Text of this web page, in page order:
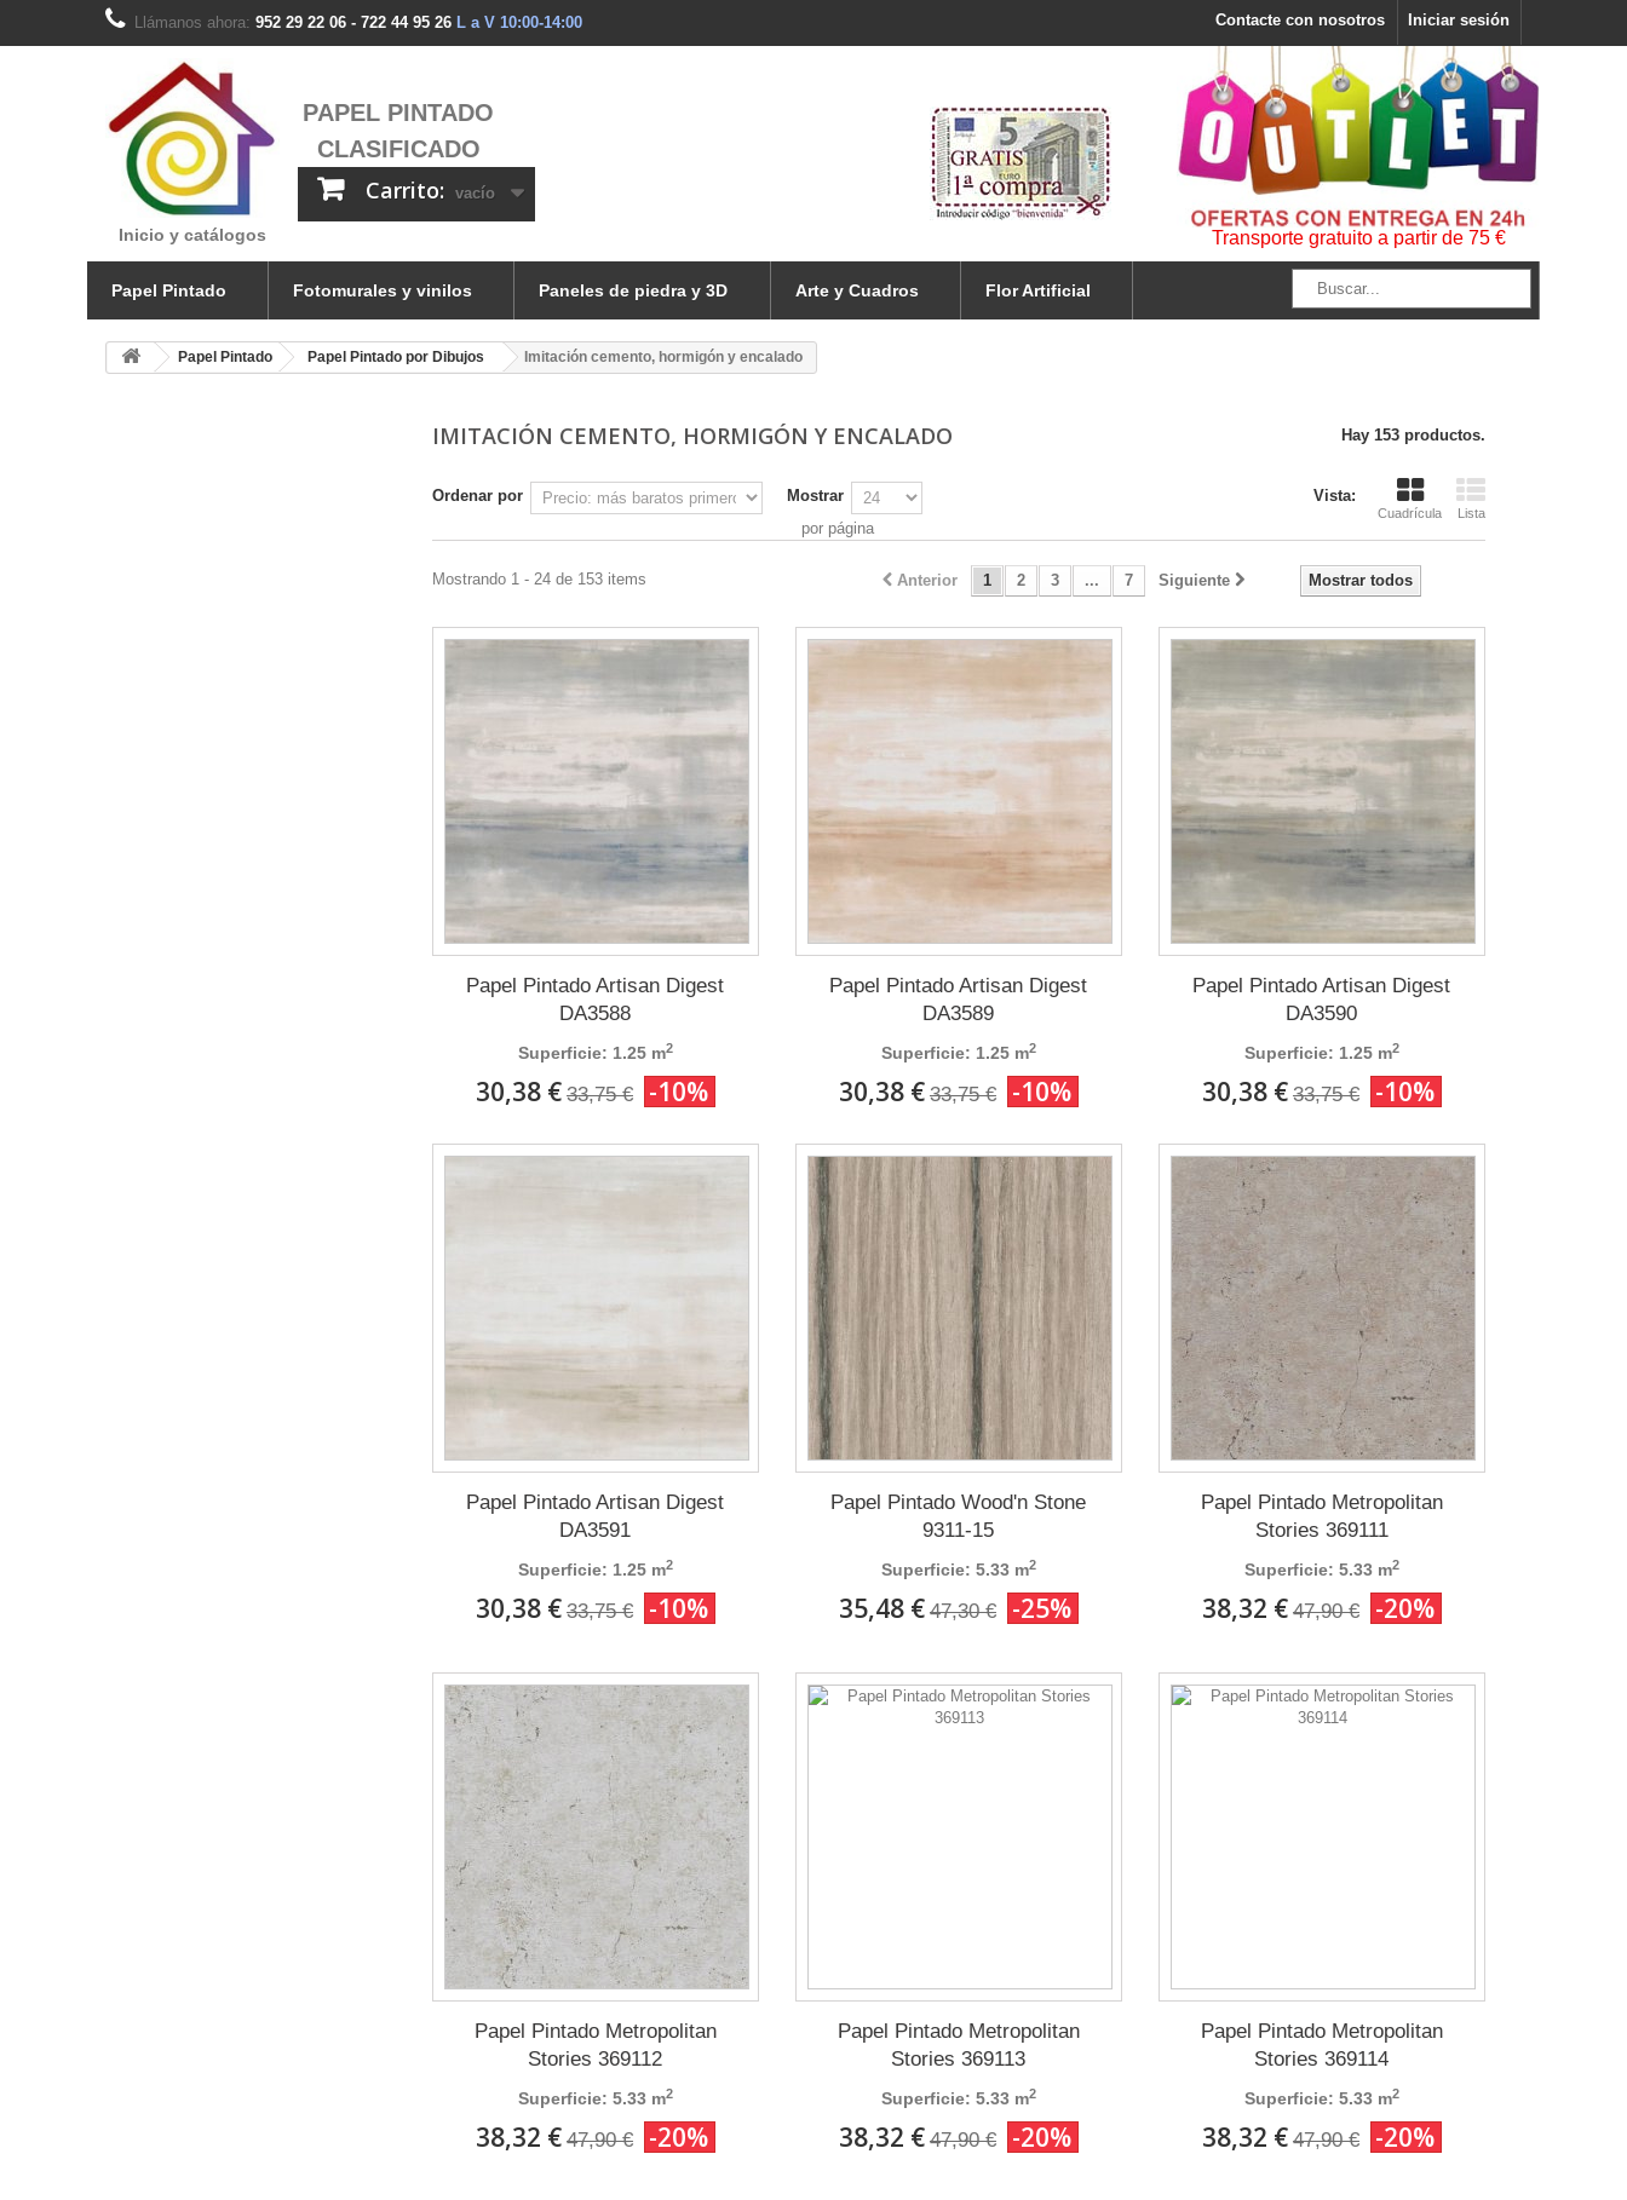
Iniciar sesión
Contacte con nosotros
Llámanos ahora: 952 29 22 06 - 722 44 95 26 L a V 10:00-14:00
Inicio y catálogos
PAPEL PINTADO
CLASIFICADO
Transporte gratuito a partir de 75 €
Carrito: vacío
Papel Pintado Fotomurales y vinilos Paneles de piedra y 3D Arte y Cuadros Flor Artificial
Papel Pintado Papel Pintado por Dibujos Imitación cemento, hormigón y encalado
IMITACIÓN CEMENTO, HORMIGÓN Y ENCALADO Hay 153 productos.
Vista:
Cuadrícula Lista
Ordenar por
Mostrar
por página
Mostrar todos
Anterior 1 2 3 ... 7 Siguiente
Mostrando 1 - 24 de 153 items
Papel Pintado Artisan Digest
DA3588
Superficie: 1.25 m2
30,38 € 33,75 € -10%
Papel Pintado Artisan Digest
DA3589
Superficie: 1.25 m2
30,38 € 33,75 € -10%
Papel Pintado Artisan Digest
DA3590
Superficie: 1.25 m2
30,38 € 33,75 € -10%
Papel Pintado Artisan Digest
DA3591
Superficie: 1.25 m2
30,38 € 33,75 € -10%
Papel Pintado Wood'n Stone
9311-15
Superficie: 5.33 m2
35,48 € 47,30 € -25%
Papel Pintado Metropolitan
Stories 369111
Superficie: 5.33 m2
38,32 € 47,90 € -20%
Papel Pintado Metropolitan
Stories 369112
Superficie: 5.33 m2
38,32 € 47,90 € -20%
Papel Pintado Metropolitan
Stories 369113
Superficie: 5.33 m2
38,32 € 47,90 € -20%
Papel Pintado Metropolitan
Stories 369114
Superficie: 5.33 m2
38,32 € 47,90 € -20%